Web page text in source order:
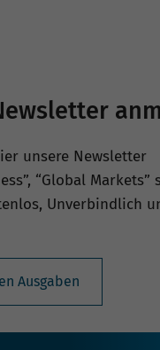
unsere Newsletter
“Global Markets”
Unverbindlich
Ausgaben